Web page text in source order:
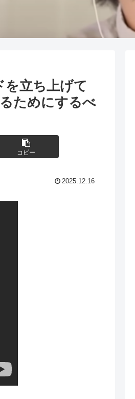
を立ち上げて
ためにするべ
コピー
2025.12.16